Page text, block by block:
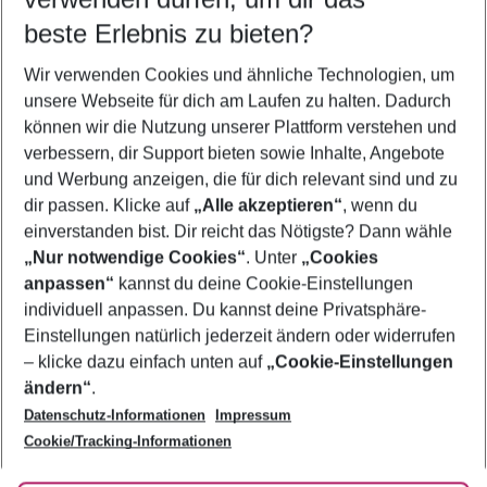
5-8 Nächte
2 Erwachsene Keine Kinder
Mehr Filter anzeigen
Footer
Footer navigation
Über uns
AGB
Bestpreisgarantie
Cookie-Einstellungen ändern
Cookie-Richtlinie
Agenturbetreuung
Barrierefreies Reisen
Folge uns
beste Erlebnis zu bieten?
Wir verwenden Cookies und ähnliche Technologien, um
unsere Webseite für dich am Laufen zu halten. Dadurch
können wir die Nutzung unserer Plattform verstehen und
verbessern, dir Support bieten sowie Inhalte, Angebote
und Werbung anzeigen, die für dich relevant sind und zu
dir passen. Klicke auf „Alle akzeptieren“, wenn du
einverstanden bist. Dir reicht das Nötigste? Dann wähle
„Nur notwendige Cookies“. Unter „Cookies
anpassen“ kannst du deine Cookie-Einstellungen
individuell anpassen. Du kannst deine Privatsphäre-
Einstellungen natürlich jederzeit ändern oder widerrufen
– klicke dazu einfach unten auf „Cookie-Einstellungen
ändern“.
Datenschutz-Informationen
Impressum
Cookie/Tracking-Informationen